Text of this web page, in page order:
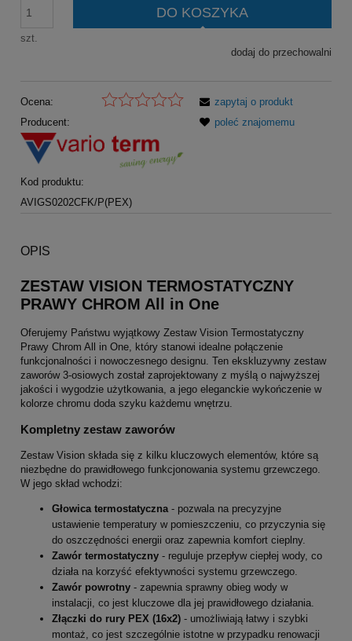
szt.
DO KOSZYKA
dodaj do przechowalni
Ocena:
Producent:
Kod produktu:
AVIGS0202CFK/P(PEX)
zapytaj o produkt
poleć znajomemu
OPIS
ZESTAW VISION TERMOSTATYCZNY
PRAWY CHROM All in One
Oferujemy Państwu wyjątkowy Zestaw Vision Termostatyczny
Prawy Chrom All in One, który stanowi idealne połączenie
funkcjonalności i nowoczesnego designu. Ten ekskluzywny zestaw
zaworów 3-osiowych został zaprojektowany z myślą o najwyższej
jakości i wygodzie użytkowania, a jego eleganckie wykończenie w
kolorze chromu doda szyku każdemu wnętrzu.
Kompletny zestaw zaworów
Zestaw Vision składa się z kilku kluczowych elementów, które są
niezbędne do prawidłowego funkcjonowania systemu grzewczego.
W jego skład wchodzi:
Głowica termostatyczna - pozwala na precyzyjne
ustawienie temperatury w pomieszczeniu, co przyczynia się
do oszczędności energii oraz zapewnia komfort cieplny.
Zawór termostatyczny - reguluje przepływ ciepłej wody, co
działa na korzyść efektywności systemu grzewczego.
Zawór powrotny - zapewnia sprawny obieg wody w
instalacji, co jest kluczowe dla jej prawidłowego działania.
Złączki do rury PEX (16x2) - umożliwiają łatwy i szybki
montaż, co jest szczególnie istotne w przypadku renowacji